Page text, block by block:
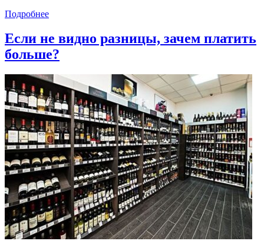
Подробнее
Если не видно разницы, зачем платить
больше?